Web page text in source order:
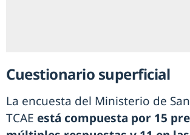
Cuestionario superficial
La encuesta del Ministerio de
TCAE está compuesta por 15